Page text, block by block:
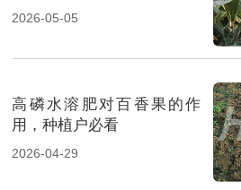
2026-05-05
高磷水溶肥对百香果的作
用，种植户必看
2026-04-29